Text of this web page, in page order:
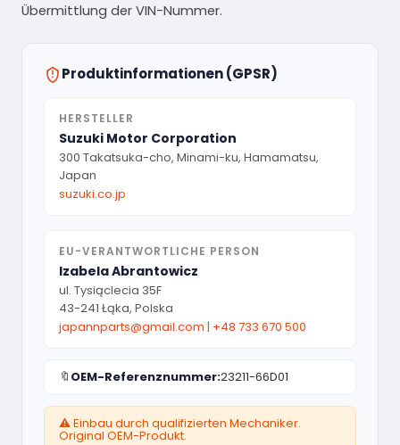
Übermittlung der VIN-Nummer.
Produktinformationen (GPSR)
HERSTELLER
Suzuki Motor Corporation
300 Takatsuka-cho, Minami-ku, Hamamatsu,
Japan
suzuki.co.jp
EU-VERANTWORTLICHE PERSON
Izabela Abrantowicz
ul. Tysiąclecia 35F
43-241 Łąka, Polska
japannparts@gmail.com | +48 733 670 500
🔖 OEM-Referenznummer:23211-66D01
⚠️ Einbau durch qualifizierten Mechaniker.
Original OEM-Produkt.